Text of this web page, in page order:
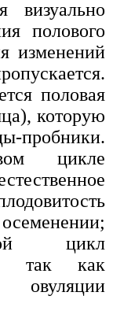
визуально
полового
изменений
половая
которую
пробники.
цикле
цикл
так как